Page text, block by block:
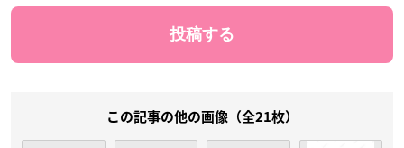
この記事の他の画像（全21枚）